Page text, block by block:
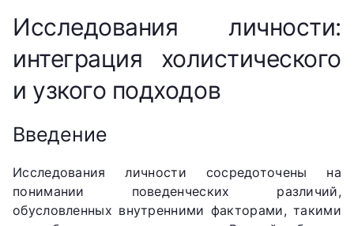
Исследования личности:
интеграция холистического
и узкого подходов
Введение
Исследования личности сосредоточены на
понимании поведенческих различий,
обусловленных внутренними факторами, такими